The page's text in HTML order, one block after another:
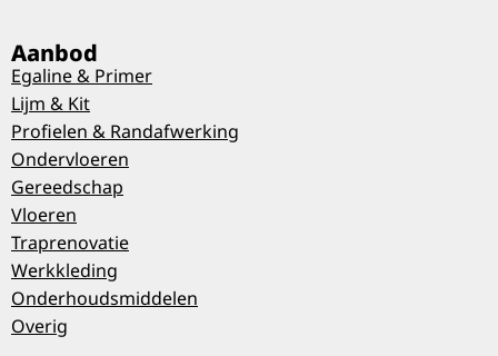
Aanbod
Egaline & Primer
Lijm & Kit
Profielen & Randafwerking
Ondervloeren
Gereedschap
Vloeren
Traprenovatie
Werkkleding
Onderhoudsmiddelen
Overig